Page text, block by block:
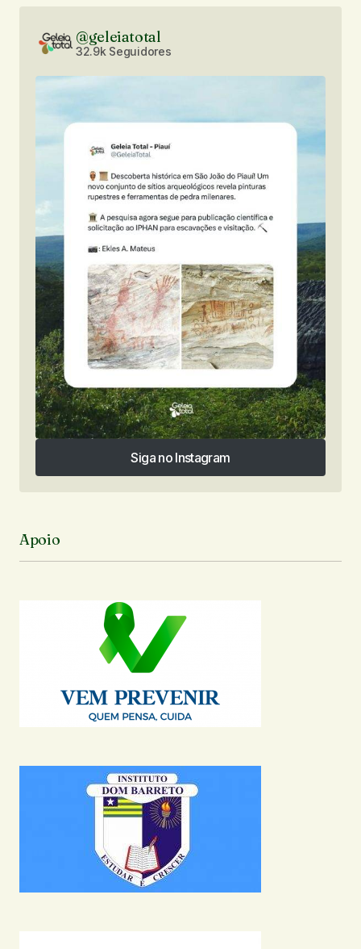
@geleiatotal
32.9k Seguidores
Siga no Instagram
Siga no Instagram
Apoio